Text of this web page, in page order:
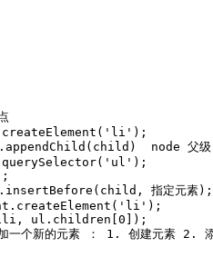
node 父级
指定元素);
ul.children[0]);
个新的元素 ： 1. 创建元素 2.